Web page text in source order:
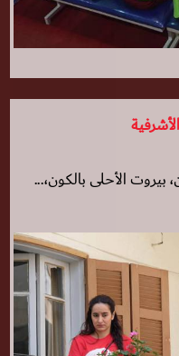
الأحلى بالكون،...